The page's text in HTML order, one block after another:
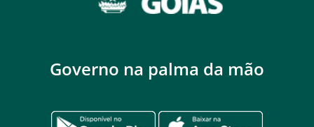
Governo na palma da mão